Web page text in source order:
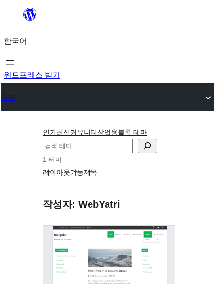
츠
로
바
가
한국어
워드프레스 받기
테마
인기최신커뮤니티상업용블록 테마
검
색
1 테마
레이아웃기능제목
작성자: WebYatri